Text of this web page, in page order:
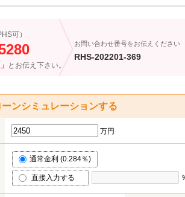
可）
とお伝え下さい。
お問い合わせ番号をお伝えください
RHS-202201-369
ンシミュレーションする
万円
通常金利 (0.284％)
直接入力する